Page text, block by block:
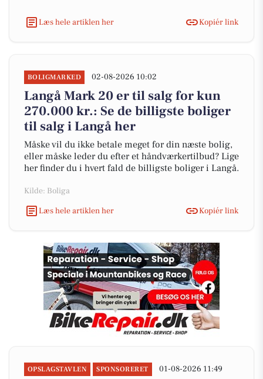
Læs hele artiklen her Kopiér link
BOLIGMARKED 02-08-2026 10:02
Langå Mark 20 er til salg for kun
270.000 kr.: Se de billigste boliger
til salg i Langå her
Måske vil du ikke betale meget for din næste bolig,
eller måske leder du efter et håndværkertilbud? Lige
her finder du i hvert fald de billigste boliger i Langå.
Kilde: Boliga
Læs hele artiklen her
Kopiér link
OPSLAGSTAVLEN SPONSORERET 01-08-2026 11:49